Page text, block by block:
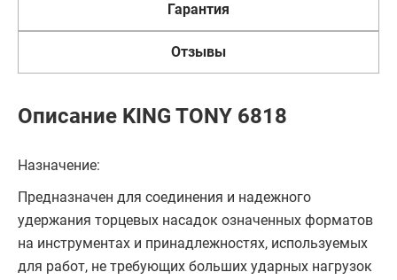
Гарантия
Отзывы
Описание KING TONY 6818
Назначение:
Предназначен для соединения и надежного
удержания торцевых насадок означенных форматов
на инструментах и принадлежностях, используемых
для работ, не требующих больших ударных нагрузок